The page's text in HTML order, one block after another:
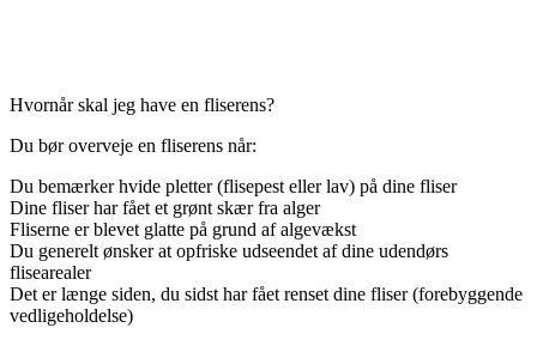
Hvornår skal jeg have en fliserens?
Du bør overveje en fliserens når:
Du bemærker hvide pletter (flisepest eller lav) på dine fliser
Dine fliser har fået et grønt skær fra alger
Fliserne er blevet glatte på grund af algevækst
Du generelt ønsker at opfriske udseendet af dine udendørs
flisearealer
Det er længe siden, du sidst har fået renset dine fliser (forebyggende
vedligeholdelse)